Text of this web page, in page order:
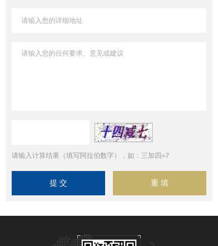
请输入计算结果（填写阿拉伯数字），如：三加四=7